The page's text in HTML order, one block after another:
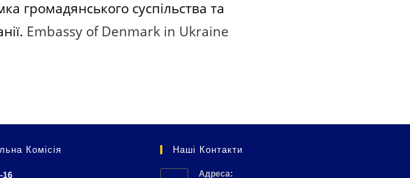
громадянського суспільства та
Embassy of Denmark in Ukraine
Комісія
16
Наші Контакти
Адреса: